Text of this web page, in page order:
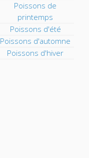
Poissons de
printemps
Poissons d'été
Poissons d'automne
Poissons d'hiver